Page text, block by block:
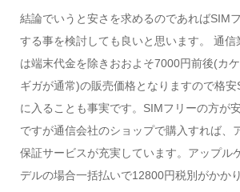
結論でいうと安さを求めるのであればSIM
する事を検討しても良いと思います。 通信
は端末代金を除きおおよそ7000円前後(カ
ギガが通常)の販売価格となりますので格
に入ることも事実です。SIMフリーの方が
ですが通信会社のショップで購入すれば、
保証サービスが充実しています。アップル
デルの場合一括払いで12800円税別がかか